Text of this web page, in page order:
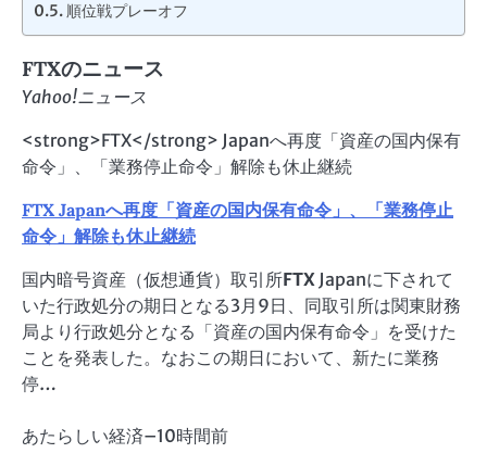
順位戦プレーオフ
FTXのニュース
Yahoo!ニュース
<strong>FTX</strong> Japanへ再度「資産の国内保有
命令」、「業務停止命令」解除も休止継続
FTXJapanへ再度「資産の国内保有命令」、「業務停止
命令」解除も休止継続
国内暗号資産（仮想通貨）取引所FTX Japanに下されて
いた行政処分の期日となる3月9日、同取引所は関東財務
局より行政処分となる「資産の国内保有命令」を受けた
ことを発表した。なおこの期日において、新たに業務
停…
あたらしい経済–10時間前